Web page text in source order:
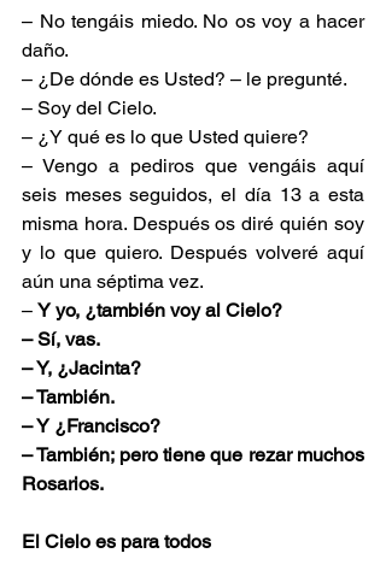
– No tengáis miedo. No os voy a hacer
daño.
– ¿De dónde es Usted? – le pregunté.
– Soy del Cielo.
– ¿Y qué es lo que Usted quiere?
– Vengo a pediros que vengáis aquí
seis meses seguidos, el día 13 a esta
misma hora. Después os diré quién soy
y lo que quiero. Después volveré aquí
aún una séptima vez.
– Y yo, ¿también voy al Cielo?
– Sí, vas.
– Y, ¿Jacinta?
– También.
– Y ¿Francisco?
– También; pero tiene que rezar muchos
Rosarios.
El Cielo es para todos